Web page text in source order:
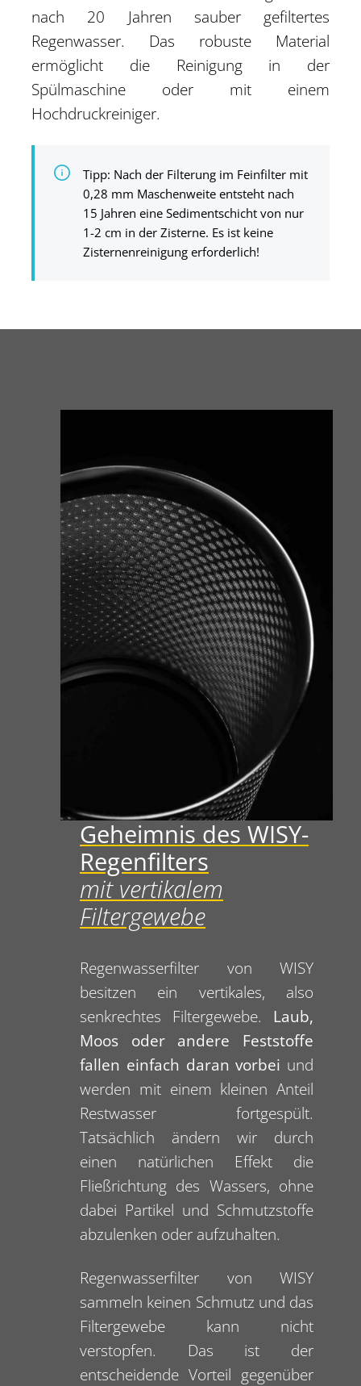
nach 20 Jahren sauber gefiltertes
Regenwasser. Das robuste Material
ermöglicht die Reinigung in der
Spülmaschine oder mit einem
Hochdruckreiniger.
Tipp: Nach der Filterung im Feinfilter mit
0,28 mm Maschenweite entsteht nach
15 Jahren eine Sedimentschicht von nur
1-2 cm in der Zisterne. Es ist keine
Zisternenreinigung erforderlich!
Geheimnis des WISY-
Regenfilters
mit vertikalem
Filtergewebe
Regenwasserfilter von WISY
besitzen ein vertikales, also
senkrechtes Filtergewebe. Laub,
Moos oder andere Feststoffe
fallen einfach daran vorbei und
werden mit einem kleinen Anteil
Restwasser fortgespült.
Tatsächlich ändern wir durch
einen natürlichen Effekt die
Fließrichtung des Wassers, ohne
dabei Partikel und Schmutzstoffe
abzulenken oder aufzuhalten.
Regenwasserfilter von WISY
sammeln keinen Schmutz und das
Filtergewebe kann nicht
verstopfen. Das ist der
entscheidende Vorteil gegenüber